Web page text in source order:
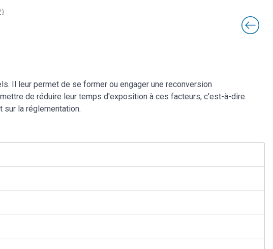
Il leur permet de se former ou engager une reconversion
de réduire leur temps d'exposition à ces facteurs, c'est-à-dire
sur la réglementation.